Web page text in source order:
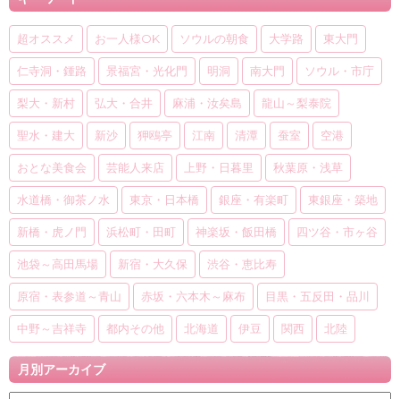
超オススメ お一人様OK ソウルの朝食 大学路 東大門
仁寺洞・鍾路 景福宮・光化門 明洞 南大門 ソウル・市庁
梨大・新村 弘大・合井 麻浦・汝矣島 龍山～梨泰院
聖水・建大 新沙 狎鴎亭 江南 清潭 蚕室 空港
おとな美食会 芸能人来店 上野・日暮里 秋葉原・浅草
水道橋・御茶ノ水 東京・日本橋 銀座・有楽町 東銀座・築地
新橋・虎ノ門 浜松町・田町 神楽坂・飯田橋 四ツ谷・市ヶ谷
池袋～高田馬場 新宿・大久保 渋谷・恵比寿
原宿・表参道～青山 赤坂・六本木～麻布 目黒・五反田・品川
中野～吉祥寺 都内その他 北海道 伊豆 関西 北陸
月別アーカイブ